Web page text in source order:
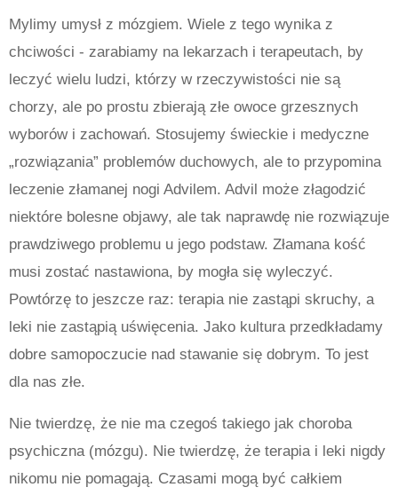
Mylimy umysł z mózgiem. Wiele z tego wynika z
chciwości - zarabiamy na lekarzach i terapeutach, by
leczyć wielu ludzi, którzy w rzeczywistości nie są
chorzy, ale po prostu zbierają złe owoce grzesznych
wyborów i zachowań. Stosujemy świeckie i medyczne
„rozwiązania” problemów duchowych, ale to przypomina
leczenie złamanej nogi Advilem. Advil może złagodzić
niektóre bolesne objawy, ale tak naprawdę nie rozwiązuje
prawdziwego problemu u jego podstaw. Złamana kość
musi zostać nastawiona, by mogła się wyleczyć.
Powtórzę to jeszcze raz: terapia nie zastąpi skruchy, a
leki nie zastąpią uświęcenia. Jako kultura przedkładamy
dobre samopoczucie nad stawanie się dobrym. To jest
dla nas złe.
Nie twierdzę, że nie ma czegoś takiego jak choroba
psychiczna (mózgu). Nie twierdzę, że terapia i leki nigdy
nikomu nie pomagają. Czasami mogą być całkiem